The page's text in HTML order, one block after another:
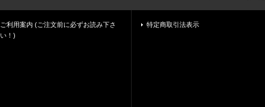
ご利用案内 (ご注文前に必ずお読み下さ
い！)
特定商取引法表示